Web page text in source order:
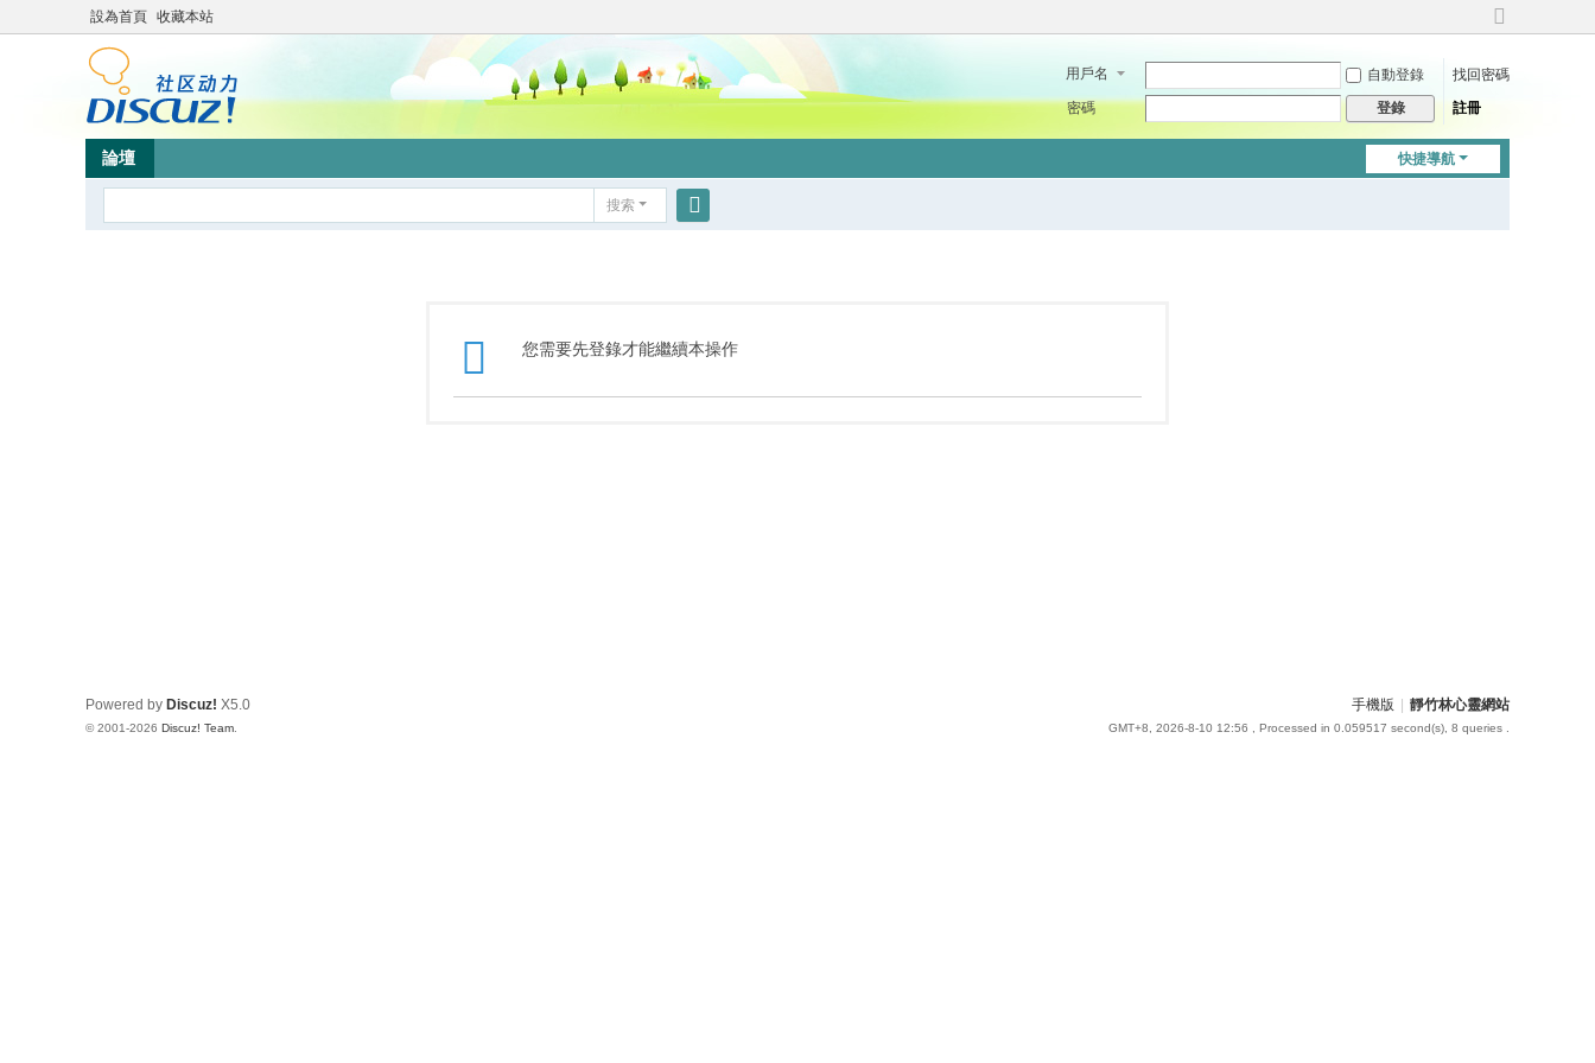
設為首頁 收藏本站
切
到
用戶名 自動登錄
找回密碼
密碼
登錄 註冊
快捷導航
論壇
搜索
您需要先登錄才能繼續本操作
手機版 靜竹林心靈網站
GMT+8, 2026-8-10 12:56 , Processed in 0.059517 second(s), 8 queries .
Powered by Discuz! X5.0
© 2001-2026 Discuz! Team